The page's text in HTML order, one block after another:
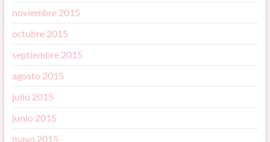
noviembre 2015
octubre 2015
septiembre 2015
agosto 2015
julio 2015
junio 2015
mayo 2015